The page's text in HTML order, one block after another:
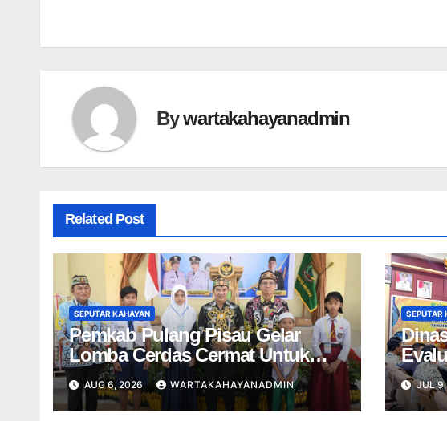
Bywartakahayanadmin
Related Post
SEPUTAR KAHAYAN
Pemkab Pulang Pisau Gelar
Lomba Cerdas Cermat Untuk
Pelajar
AUG 6, 2026 WARTAKAHAYANADMIN
SEPUTAR
JUL